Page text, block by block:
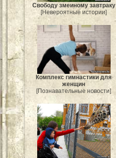
Свободу змеиному завтраку
[Невероятные истории]
Комплекс гимнастики для
женщин
[Познавательные новости]